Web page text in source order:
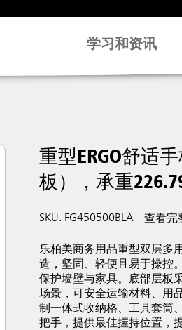
学习和资讯
重型ERGO舒适
板），承重
SKU: FG450500BLA 查看完
乐柏美商务用品重型双层多
造，坚固、轻便且易于操控
保护墙壁与家具。底部层板
场景，可安全运输材料、用
制一体式收纳格、工具套筒
把手，提供最佳握持位置，